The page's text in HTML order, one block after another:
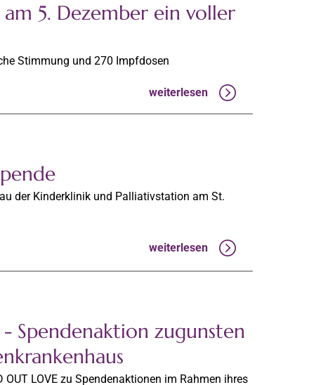
5. Dezember ein voller
Stimmung und 270 Impfdosen
weiterlesen
der Kinderklinik und Palliativstation am St.
weiterlesen
- Spendenaktion zugunsten
LOVE zu Spendenaktionen im Rahmen ihres